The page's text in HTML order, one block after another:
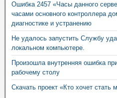
Ошибка 2457 «Часы данного
часами основного контроллера
диагностике и устранению
Не удалось запустить Службу
локальном компьютере.
Произошла внутренняя ошибка
рабочему столу
Скачать проект «Кто хочет стать